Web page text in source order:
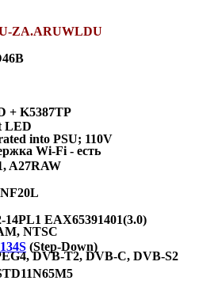
LED
Wi-Fi - есть
NTSC
DVB-T2, DVB-C, DVB-S2
ZA.ARUWLDU
+ K5387TP
into PSU; 110V
A27RAW
14PL1 EAX65391401(3.0)
(Step-Down)